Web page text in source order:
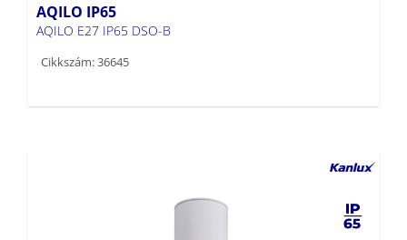
AQILO IP65
AQILO E27 IP65 DSO-B
Cikkszám: 36645